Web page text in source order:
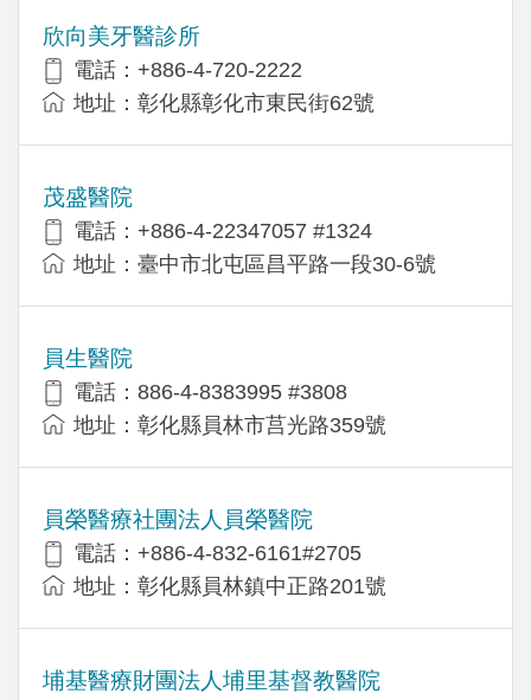
欣向美牙醫診所
電話：+886-4-720-2222
地址：彰化縣彰化市東民街62號
茂盛醫院
電話：+886-4-22347057 #1324
地址：臺中市北屯區昌平路一段30-6號
員生醫院
電話：886-4-8383995 #3808
地址：彰化縣員林市莒光路359號
員榮醫療社團法人員榮醫院
電話：+886-4-832-6161#2705
地址：彰化縣員林鎮中正路201號
埔基醫療財團法人埔里基督教醫院